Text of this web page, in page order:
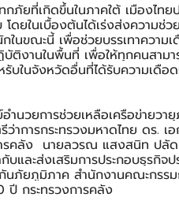
ภัยที่เกิดขึ้นในภาคใต้ เมืองไท
ดยในเบื้องต้นได้เร่งส่งความ
ในขณะนี้ เพื่อช่วยบรรเทาควา
งานในพื้นที่ เพื่อให้ทุกคนสามา
บในจังหวัดอื่นที่ได้รับความเดื
ำนวยการช่วยเหลือเครือข่าย
ว่าการกระทรวงมหาดไทย ดร.
รคลัง  นายลวรณ แสงสนิท ปลั
บและส่งเสริมการประกอบธุรกิ
นภัยภูมิภาค สำนักงานคณะกรรม
กระทรวงการคลัง